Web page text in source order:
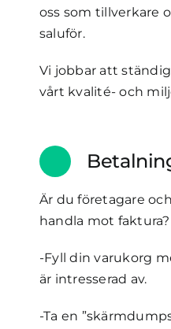
oss som tillverkare
saluför.
Vi jobbar att
vårt kvalité- och
Är du företagare
handla mot faktura?
-Fyll din varukorg
är intresserad av.
-Ta en